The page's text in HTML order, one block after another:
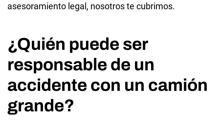
asesoramiento legal, nosotros te cubrimos.
¿Quién puede ser
responsable de un
accidente con un camión
grande?